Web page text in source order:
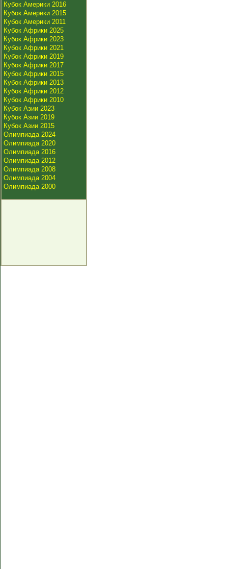
Кубок Америки 2016
Кубок Америки 2015
Кубок Америки 2011
Кубок Африки 2025
Кубок Африки 2023
Кубок Африки 2021
Кубок Африки 2019
Кубок Африки 2017
Кубок Африки 2015
Кубок Африки 2013
Кубок Африки 2012
Кубок Африки 2010
Кубок Азии 2023
Кубок Азии 2019
Кубок Азии 2015
Олимпиада 2024
Олимпиада 2020
Олимпиада 2016
Олимпиада 2012
Олимпиада 2008
Олимпиада 2004
Олимпиада 2000